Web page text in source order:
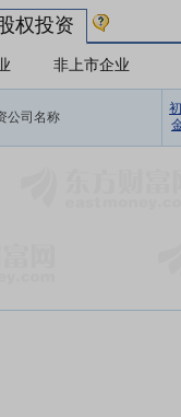
权投资
非上市企业
公司名称